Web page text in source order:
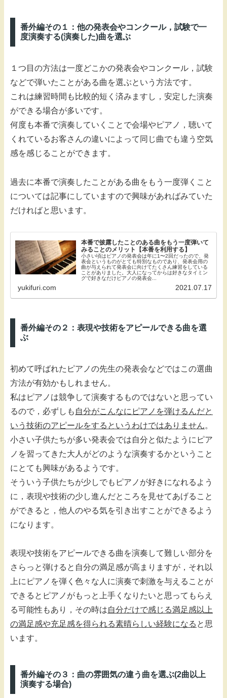
番外編その１：他の発表会やコンクール，試験で一
度演奏する(演奏した)曲を選ぶ
１つ目の方法は一度どこかの発表会やコンクール，試験
などで弾いたことがある曲を選ぶという方法です。
これは練習時間も比較的短く済みますし，安定した演奏
ができる場合が多いです。
何度も本番で演奏していくことで会場やピアノ，聴いて
くれているお客さんの違いによって同じ曲でも違う空気
感を感じることができます。
過去に本番で演奏したことがある曲をもう一度弾くこと
については記事にしていますので興味があればみていた
だければと思います。
本番で披露したことのある曲をもう一度弾いて
みることのメリット【本番を利用する】
小さい頃はピアノの発表会は年に1〜2回だったので、発
表会というものがとても特別なものであり、発表会用の
曲が与えられて発表会に向けてたくさん練習をしている
ことがありました。大人になってからは好きなタイミン
グで好きなだけピアノの発表会...
yukifuri.com 2021.07.17
番外編その２：表現や技術をアピールできる曲を選
ぶ
初めて呼ばれたピアノの先生の発表会などではこの選曲
方法が有効かもしれません。
私はピアノは競争して演奏するものではないと思ってい
るので，必ずしも 自分がこんなにピアノを弾けるんだと
いう技術のアピールをするというわけではありません。
小さい子供たちが多い発表会では自分と似たようにピア
ノを習ってきた大人がどのような演奏するかということ
にとても興味があるようです。
そういう子供たちが少しでもピアノが好きになれるよう
に，表現や技術の少し進んだところを見せてあげること
ができると，他人のやる気を引き出すことができるよう
になります。
表現や技術をアピールできる曲を演奏して難しい部分を
さらっと弾けると自分の満足感が高まりますが，それ以
上にピアノを弾く色々な人に演奏で刺激を与えることが
できるとピアノがもっと上手くなりたいと思ってもらえ
る可能性もあり，その時は自分だけで感じる満足感以上
の満足感や充足感を得られる素晴らしい経験になる と思
います。
番外編その３：曲の雰囲気の違う曲を選ぶ(2曲以上
演奏する場合)